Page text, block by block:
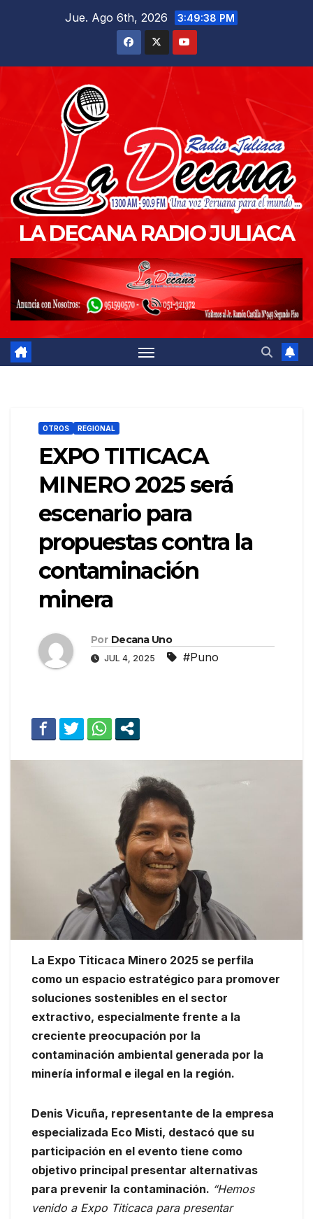
Jue. Ago 6th, 2026 3:49:39 PM
LA DECANA RADIO JULIACA
OTROS REGIONAL
EXPO TITICACA
MINERO 2025 será
escenario para
propuestas contra la
contaminación
minera
Por Decana Uno
JUL 4, 2025 #Puno
La Expo Titicaca Minero 2025 se perfila
como un espacio estratégico para promover
soluciones sostenibles en el sector
extractivo, especialmente frente a la
creciente preocupación por la
contaminación ambiental generada por la
minería informal e ilegal en la región.
Denis Vicuña, representante de la empresa
especializada Eco Misti, destacó que su
participación en el evento tiene como
objetivo principal presentar alternativas
para prevenir la contaminación. “Hemos
venido a Expo Titicaca para presentar